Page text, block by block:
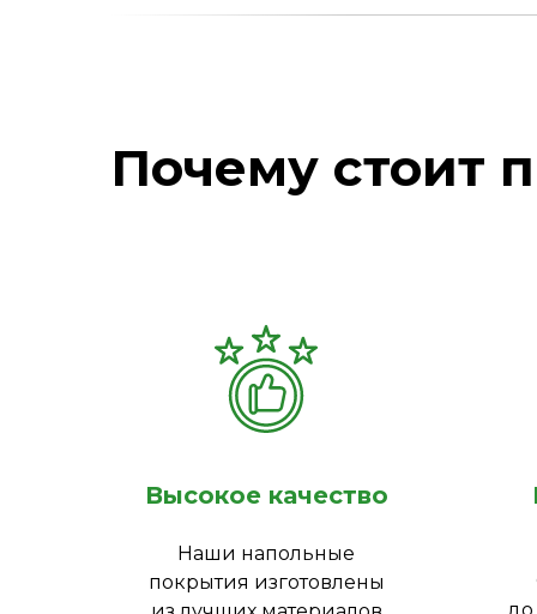
Почему стоит
Высокое качество
Наши напольные
покрытия изготовлены